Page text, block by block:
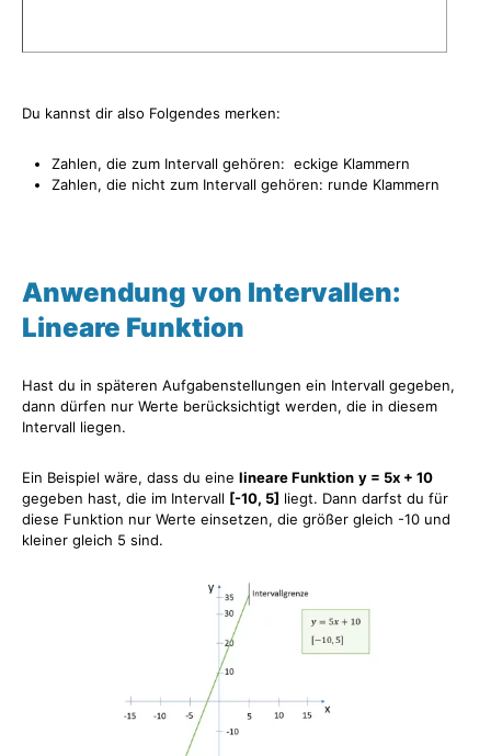
Du kannst dir also Folgendes merken:
Zahlen, die zum Intervall gehören: eckige Klammern
Zahlen, die nicht zum Intervall gehören: runde Klammern
Anwendung von Intervallen:
Lineare Funktion
Hast du in späteren Aufgabenstellungen ein Intervall gegeben,
dann dürfen nur Werte berücksichtigt werden, die in diesem
Intervall liegen.
Ein Beispiel wäre, dass du eine lineare Funktion y = 5x + 10
gegeben hast, die im Intervall [-10, 5] liegt. Dann darfst du für
diese Funktion nur Werte einsetzen, die größer gleich -10 und
kleiner gleich 5 sind.